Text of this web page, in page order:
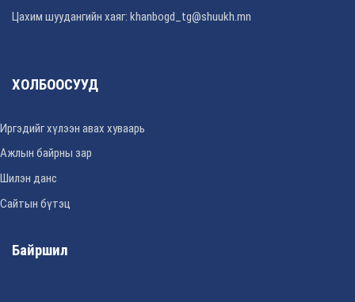
Цахим шуудангийн хаяг: khanbogd_tg@shuukh.mn
ХОЛБООСУУД
Иргэдийг хүлээн авах хуваарь
Ажлын байрны зар
Шилэн данс
Сайтын бүтэц
Байршил